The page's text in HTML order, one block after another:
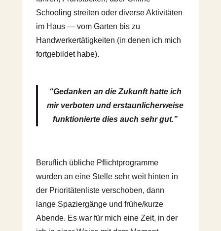
Schooling streiten oder diverse Aktivitäten
im Haus — vom Garten bis zu
Handwerkertätigkeiten (in denen ich mich
fortgebildet habe).
“Gedanken an die Zukunft hatte ich
mir verboten und erstaunlicherweise
funktionierte dies auch sehr gut.”
Beruflich übliche Pflichtprogramme
wurden an eine Stelle sehr weit hinten in
der Prioritätenliste verschoben, dann
lange Spaziergänge und frühe/kurze
Abende. Es war für mich eine Zeit, in der